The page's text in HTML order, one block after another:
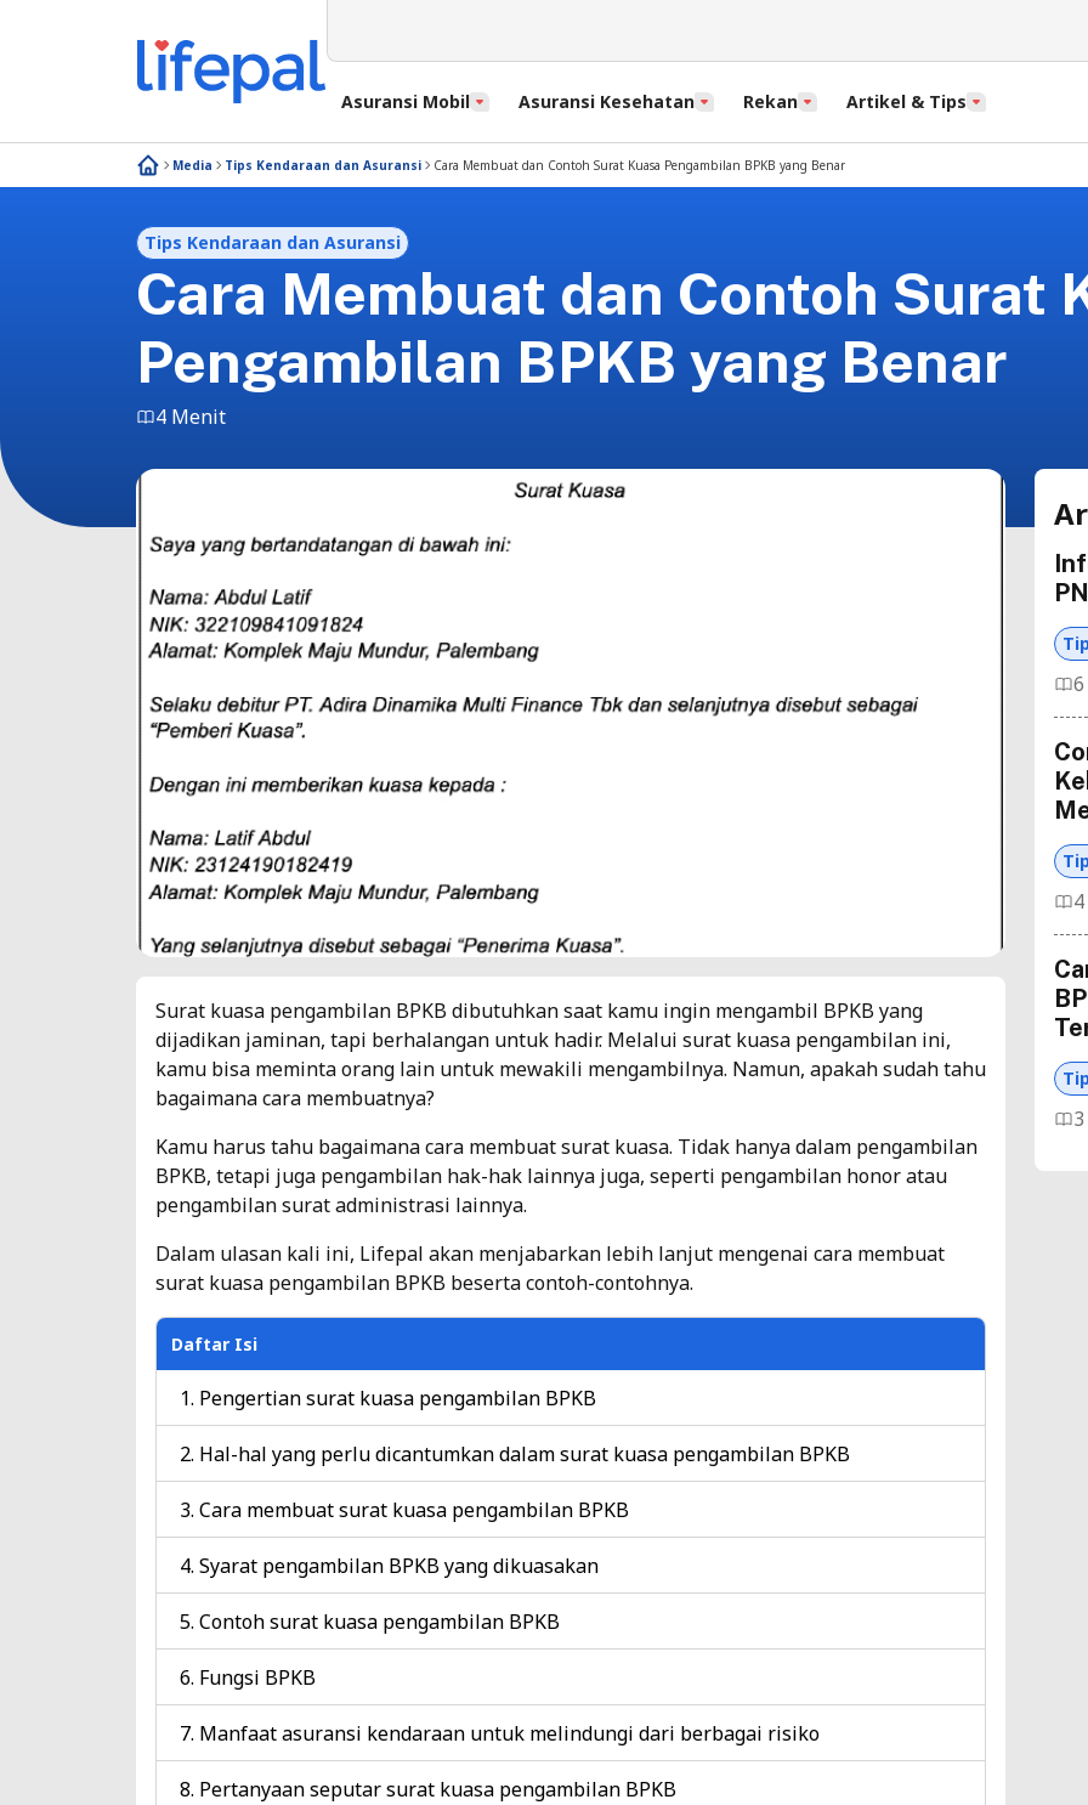
Asuransi Mobil Asuransi Kesehatan Rekan Artikel & Tips
Media Tips Kendaraan dan Asuransi Cara Membuat dan Contoh Surat Kuasa Pengambilan BPKB yang Benar
Tips Kendaraan dan Asuransi
Cara Membuat dan Contoh Surat
Pengambilan BPKB yang Benar
4 Menit
Surat kuasa pengambilan BPKB dibutuhkan saat kamu ingin mengambil BPKB yang
dijadikan jaminan, tapi berhalangan untuk hadir. Melalui surat kuasa pengambilan ini,
kamu bisa meminta orang lain untuk mewakili mengambilnya. Namun, apakah sudah tahu
bagaimana cara membuatnya?
Kamu harus tahu bagaimana cara membuat surat kuasa. Tidak hanya dalam pengambilan
BPKB, tetapi juga pengambilan hak-hak lainnya juga, seperti pengambilan honor atau
pengambilan surat administrasi lainnya.
Dalam ulasan kali ini, Lifepal akan menjabarkan lebih lanjut mengenai cara membuat
surat kuasa pengambilan BPKB beserta contoh-contohnya.
Daftar Isi
Pengertian surat kuasa pengambilan BPKB
Hal-hal yang perlu dicantumkan dalam surat kuasa pengambilan BPKB
Cara membuat surat kuasa pengambilan BPKB
Syarat pengambilan BPKB yang dikuasakan
Contoh surat kuasa pengambilan BPKB
Fungsi BPKB
Manfaat asuransi kendaraan untuk melindungi dari berbagai risiko
Pertanyaan seputar surat kuasa pengambilan BPKB